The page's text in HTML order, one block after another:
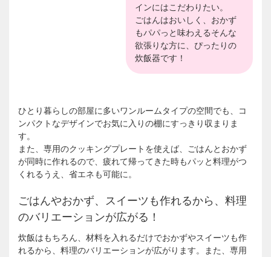
インにはこだわりたい。
ごはんはおいしく、おかず
もパパっと味わえるそんな
欲張りな方に、ぴったりの
炊飯器です！
ひとり暮らしの部屋に多いワンルームタイプの空間でも、コ
ンパクトなデザインでお気に入りの棚にすっきり収まりま
す。
また、専用のクッキングプレートを使えば、ごはんとおかず
が同時に作れるので、疲れて帰ってきた時もパッと料理がつ
くれるうえ、省エネも可能に。
ごはんやおかず、スイーツも作れるから、料理
のバリエーションが広がる！
炊飯はもちろん、材料を入れるだけでおかずやスイーツも作
れるから、料理のバリエーションが広がります。また、専用